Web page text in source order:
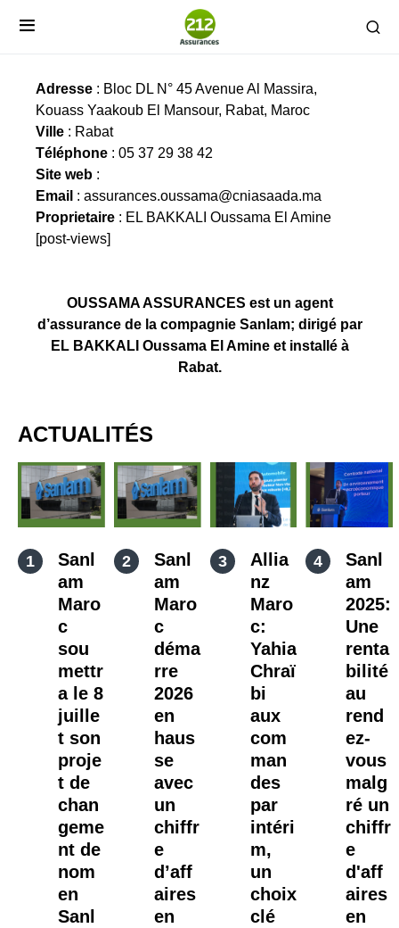
OUSSAMA ASSURANCES
Adresse : Bloc DL N° 45 Avenue Al Massira,
Kouass Yaakoub El Mansour, Rabat, Maroc
Ville : Rabat
Téléphone : 05 37 29 38 42
Site web :
Email : assurances.oussama@cniasaada.ma
Proprietaire : EL BAKKALI Oussama El Amine
[post-views]
OUSSAMA ASSURANCES est un agent
d’assurance de la compagnie Sanlam; dirigé par
EL BAKKALI Oussama El Amine et installé à
Rabat.
ACTUALITÉS
Sanl
am
Maro
c
sou
mettr
a le 8
juille
t son
proje
t de
chan
geme
nt de
nom
en
Sanl
Sanl
am
Maro
c
déma
rre
2026
en
haus
se
avec
un
chiffr
e
d’aff
aires
en
Allia
nz
Maro
c:
Yahia
Chraï
bi
aux
com
man
des
par
intéri
m,
un
choix
clé
Sanl
am
2025:
Une
renta
bilité
au
rend
ez-
vous
malg
ré un
chiffr
e
d'aff
aires
en